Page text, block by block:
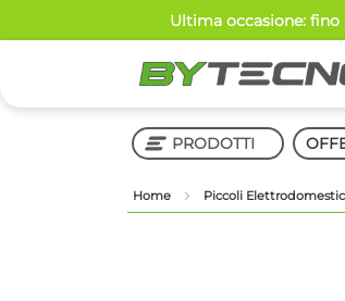
contenuto
Ultima occasione: fino
PRODOTTI
Home Piccoli